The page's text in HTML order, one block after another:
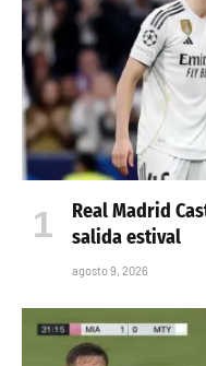
Real Madrid
salida estival
agosto 9, 2026